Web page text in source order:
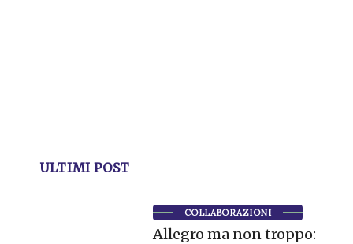
ULTIMI POST
COLLABORAZIONI
Allegro ma non troppo: